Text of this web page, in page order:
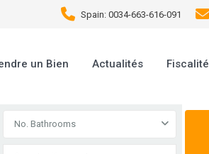
Spain: 0034-663-616-091
un Bien Actualités Fiscalité
No. Bathrooms